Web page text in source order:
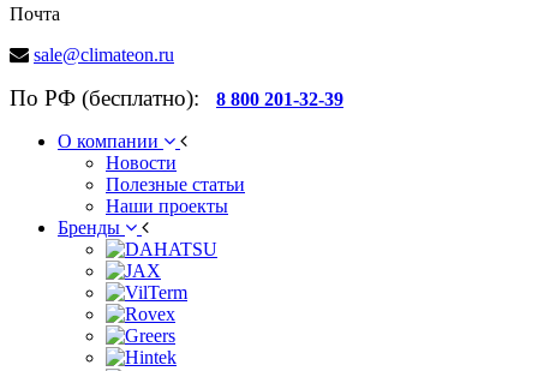
Почта
sale@climateon.ru
По РФ (бесплатно): 8 800 201-32-39
О компании
Новости
Полезные статьи
Наши проекты
Бренды